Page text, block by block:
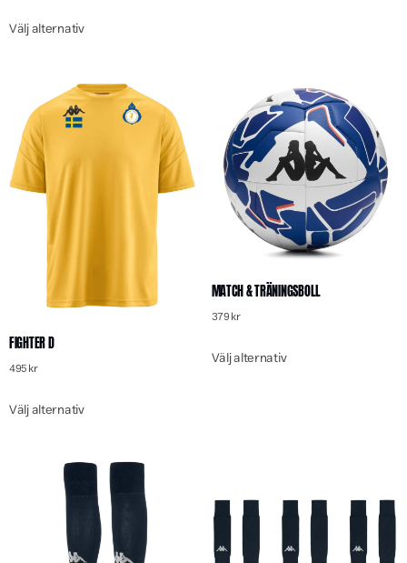
Välj alternativ
FIGHTER D
495kr
Välj alternativ
MATCH & TRÄNINGSBOLL
379kr
Välj alternativ